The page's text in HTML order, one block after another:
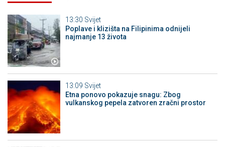
13:30 Svijet
Poplave i klizišta na Filipinima odnijeli
najmanje 13 života
13:09 Svijet
Etna ponovo pokazuje snagu: Zbog
vulkanskog pepela zatvoren zračni prostor